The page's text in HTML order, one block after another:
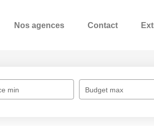
Nos agences Contact
min Budget max